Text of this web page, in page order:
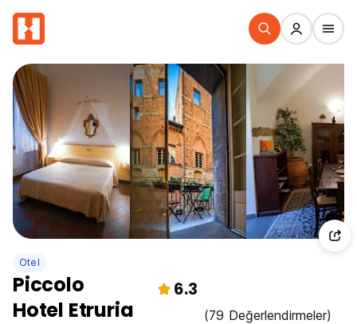
Otel
Piccolo
Hotel Etruria
6.3
(79 Değerlendirmeler)